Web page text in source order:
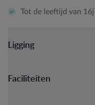
Tot de leeftijd van
Ligging
Faciliteiten